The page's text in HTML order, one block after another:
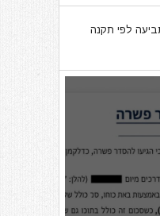
לפי תקנה